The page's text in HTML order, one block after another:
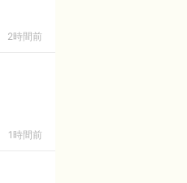
2時間前
1時間前